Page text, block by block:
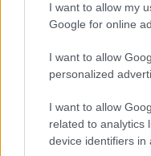
I want to allow my
Google for online
I want to allow
personalized
I want to allow
related to analytics
device identifiers in
Giuseppe
Communication &
Gruppo Ferrovie
Nicolaporro.it: "La
Marco Leardi
7 Agosto 2026,